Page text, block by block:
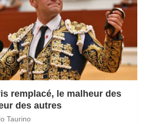
remplacé, le malheur des
des autres
Taurino